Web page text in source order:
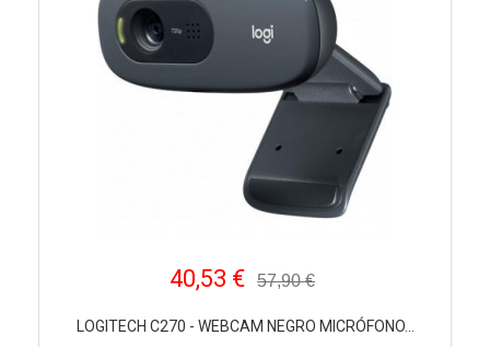
40,53 € 57,90 €
LOGITECH C270 - WEBCAM NEGRO MICRÓFONO...